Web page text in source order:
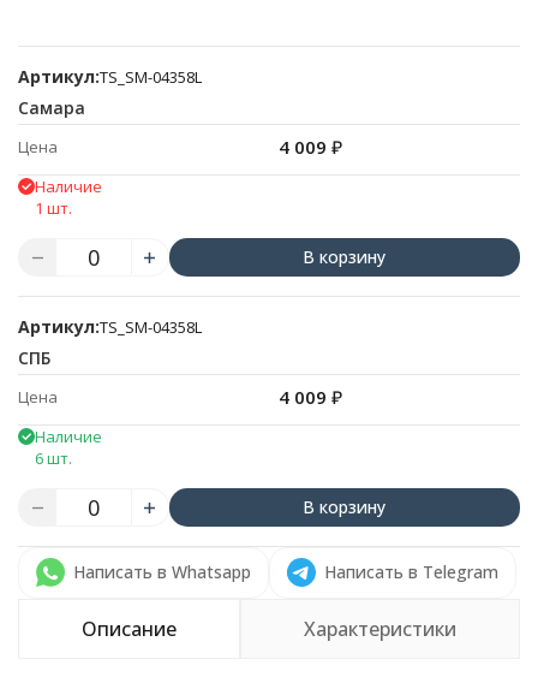
Артикул:TS_SM-04358L
Самара
Цена 4 009 ₽
Наличие
1 шт.
В корзину
Артикул:TS_SM-04358L
СПБ
Цена 4 009 ₽
Наличие
6 шт.
В корзину
Написать в Whatsapp Написать в Telegram
Описание Характеристики